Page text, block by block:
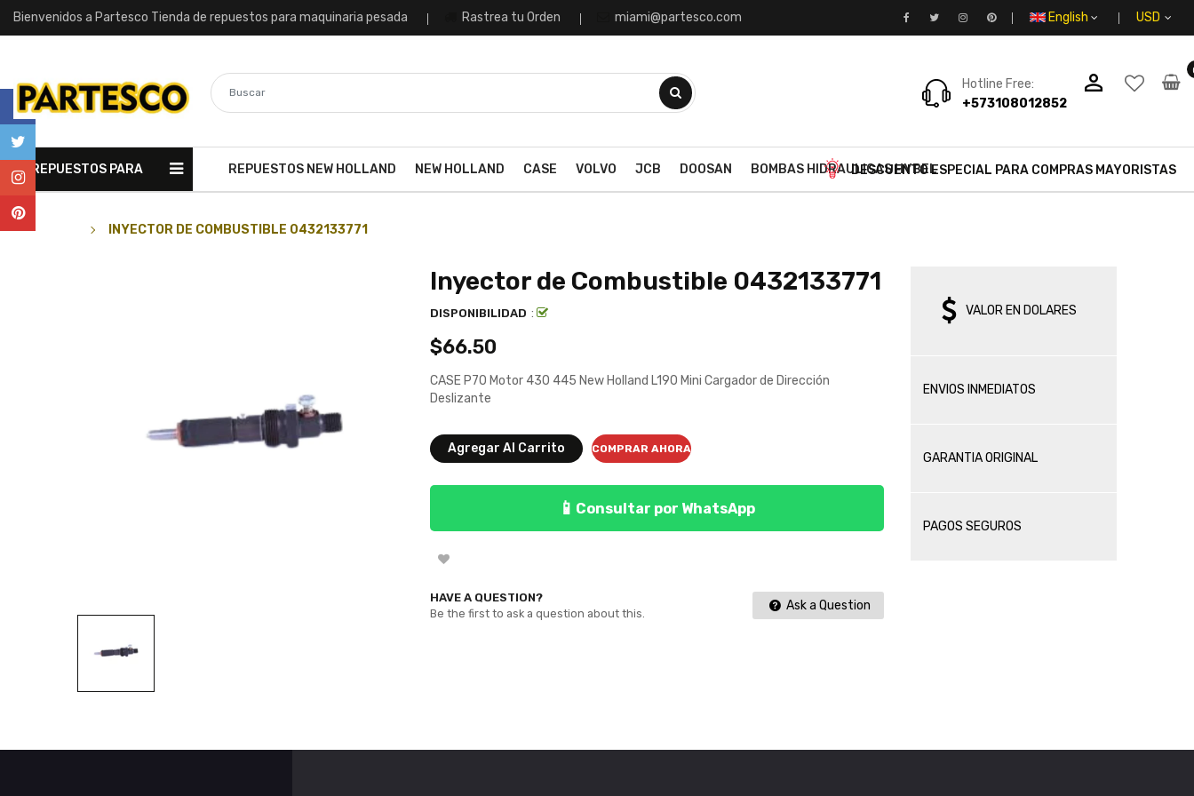
Bienvenidos a Partesco Tienda de repuestos para maquinaria pesada Rastrea tu Orden miami@partesco.com English
person_outline
Hotline Free:
+573108012852
REPUESTOS PARA REPUESTOS NEW HOLLAND NEW HOLLAND CASE VOLVO JCB DOOSAN BOMBAS HIDRAULICAS HYBELDESCUENTO ESPECIAL PARA COMPRAS MAYORISTAS
INYECTOR DE COMBUSTIBLE 0432133771
Inyector de Combustible 0432133771
DISPONIBILIDAD :
$66.50
CASE P70 Motor 430 445 New Holland L190 Mini Cargador de Dirección
Deslizante
Agregar Al Carrito COMPRAR AHORA
📱 Consultar por WhatsApp
HAVE A QUESTION?
Be the first to ask a question about this.
Ask a Question
VALOR EN DOLARES
ENVIOS INMEDIATOS
GARANTIA ORIGINAL
PAGOS SEGUROS